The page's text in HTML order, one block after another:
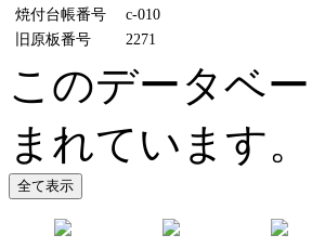
焼付台帳番号
c-010
旧原板番号
2271
このデータベ
まれています。